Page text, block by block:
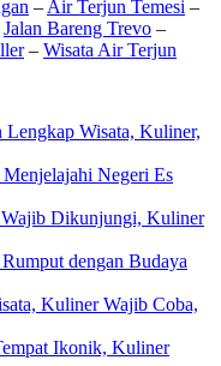
– Air Terjun Temesi –
Jalan Bareng Trevo –
– Wisata Air Terjun
Lengkap Wisata, Kuliner,
Negeri Es
Dikunjungi, Kuliner
dengan Budaya
Kuliner Wajib Coba,
Ikonik, Kuliner